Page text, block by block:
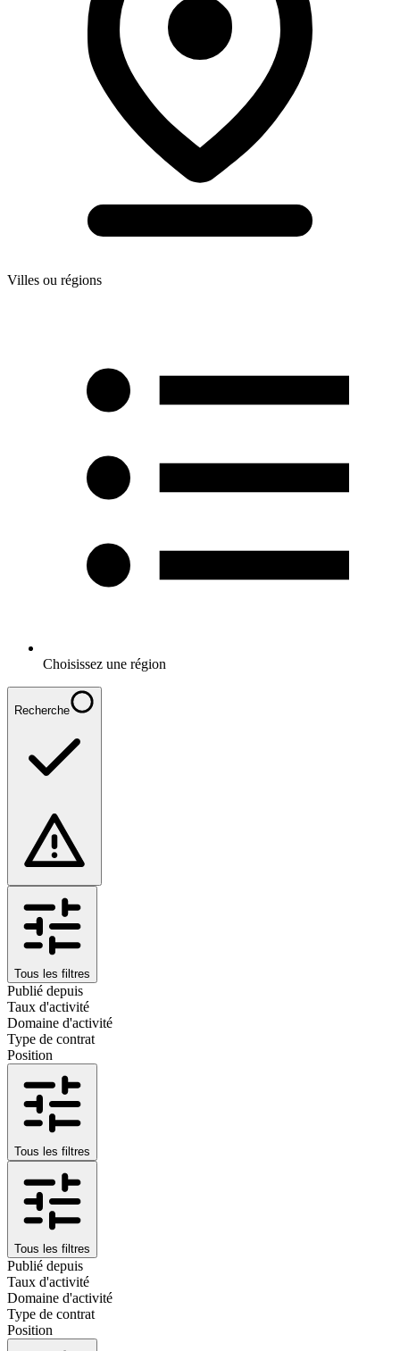
Villes ou régions
Choisissez une région
Recherche
Tous les filtres
Publié depuis
Taux d'activité
Domaine d'activité
Type de contrat
Position
Tous les filtres
Tous les filtres
Publié depuis
Taux d'activité
Domaine d'activité
Type de contrat
Position